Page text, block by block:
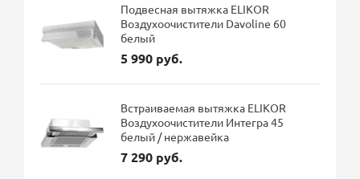
Подвесная вытяжка ELIKOR
Воздухоочистители Davoline 60
белый
5 990 руб.
Встраиваемая вытяжка ELIKOR
Воздухоочистители Интегра 45
белый / нержавейка
7 290 руб.